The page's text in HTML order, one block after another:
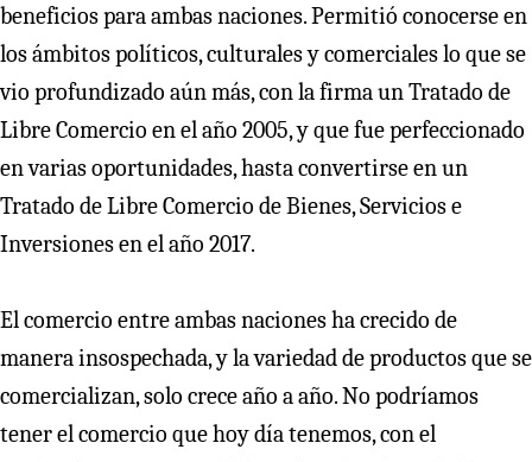
beneficios para ambas naciones. Permitió conocerse en
los ámbitos políticos, culturales y comerciales lo que se
vio profundizado aún más, con la firma un Tratado de
Libre Comercio en el año 2005, y que fue perfeccionado
en varias oportunidades, hasta convertirse en un
Tratado de Libre Comercio de Bienes, Servicios e
Inversiones en el año 2017.
El comercio entre ambas naciones ha crecido de
manera insospechada, y la variedad de productos que se
comercializan, solo crece año a año. No podríamos
tener el comercio que hoy día tenemos, con el